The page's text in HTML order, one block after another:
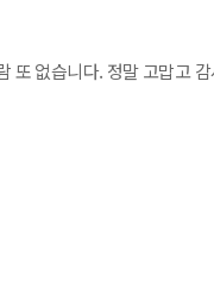
또 없습니다. 정말 고맙고